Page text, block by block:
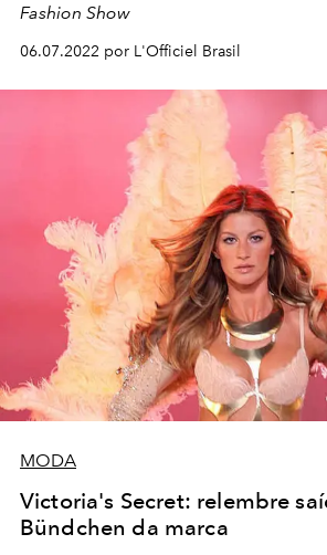
Fashion Show
06.07.2022 por L'Officiel Brasil
MODA
Victoria's Secret: relembre
Bündchen da marca